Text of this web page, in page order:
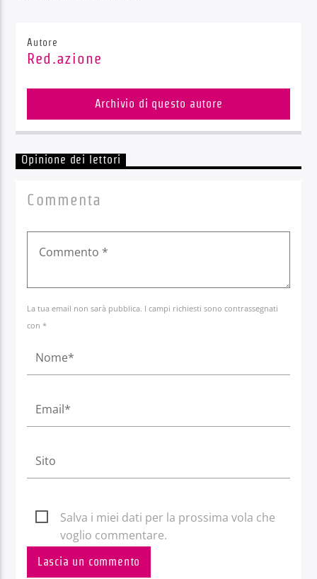
Autore
Red.azione
Archivio di questo autore
Opinione dei lettori
Commenta
La tua email non sarà pubblica. I campi richiesti sono contrassegnati
con *
Salva i miei dati per la prossima vola che
voglio commentare.